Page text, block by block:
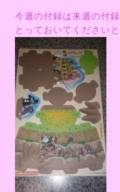
今週の付録は来週の付
とっておいてください